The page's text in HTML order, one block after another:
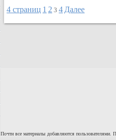
4 страниц 1 2 3 4 Далее
Почти все материалы добавляются пользователями.